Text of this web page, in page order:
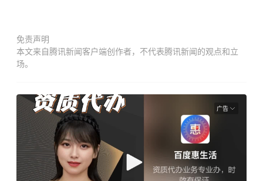
免责声明
本文来自腾讯新闻客户端创作者，不代表腾讯新闻的观点和立
场。
广告